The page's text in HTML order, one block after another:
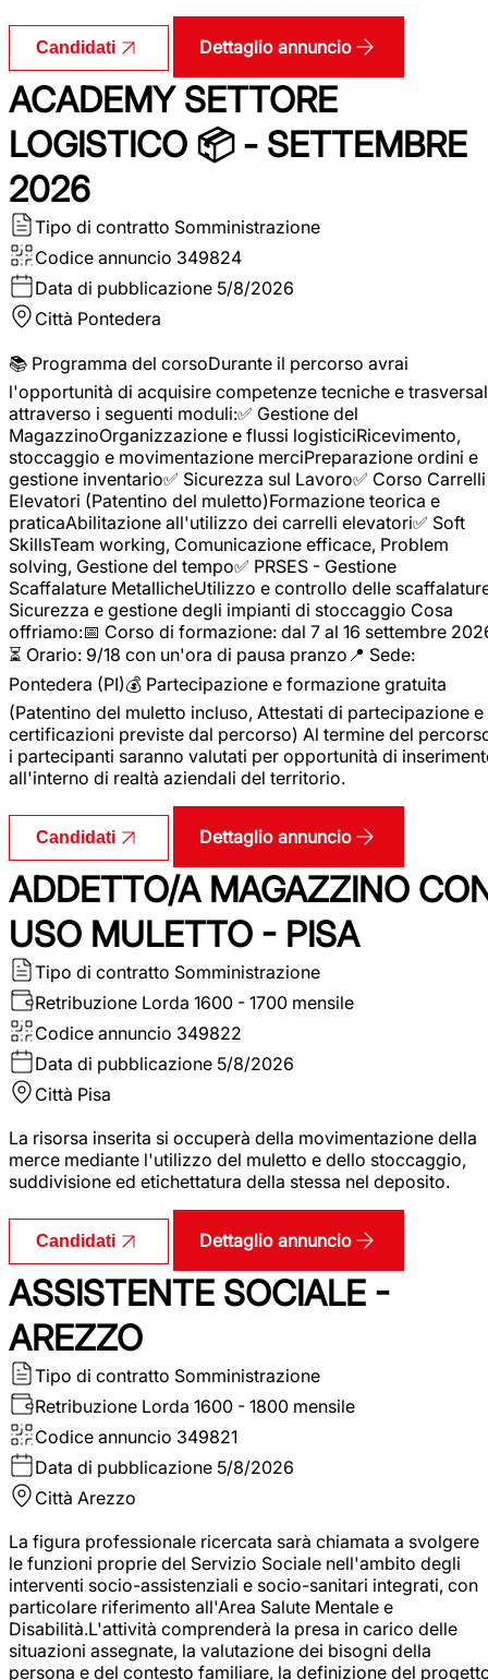
Candidati Dettaglio annuncio
ACADEMY SETTORE
LOGISTICO 📦 - SETTEMBRE
2026
Tipo di contratto Somministrazione
Codice annuncio 349824
Data di pubblicazione 5/8/2026
Città Pontedera
📚 Programma del corsoDurante il percorso avrai
l'opportunità di acquisire competenze tecniche e
attraverso i seguenti moduli:✅ Gestione del
MagazzinoOrganizzazione e flussi logisticiRicevimento,
stoccaggio e movimentazione merciPreparazione ordini e
gestione inventario✅ Sicurezza sul Lavoro✅ Corso Carrelli
Elevatori (Patentino del muletto)Formazione teorica e
praticaAbilitazione all'utilizzo dei carrelli elevatori✅ Soft
SkillsTeam working, Comunicazione efficace, Problem
solving, Gestione del tempo✅ PRSES - Gestione
Scaffalature MetallicheUtilizzo e controllo delle
Sicurezza e gestione degli impianti di stoccaggio Cosa
offriamo:📅 Corso di formazione: dal 7 al 16 settembre
⏳ Orario: 9/18 con un'ora di pausa pranzo📍 Sede:
Pontedera (PI)💰 Partecipazione e formazione gratuita
(Patentino del muletto incluso, Attestati di partecipazione e
certificazioni previste dal percorso) Al termine del
i partecipanti saranno valutati per opportunità di
all'interno di realtà aziendali del territorio.
Candidati Dettaglio annuncio
ADDETTO/A MAGAZZINO
USO MULETTO - PISA
Tipo di contratto Somministrazione
Retribuzione Lorda 1600 - 1700 mensile
Codice annuncio 349822
Data di pubblicazione 5/8/2026
Città Pisa
La risorsa inserita si occuperà della movimentazione della
merce mediante l'utilizzo del muletto e dello stoccaggio,
suddivisione ed etichettatura della stessa nel deposito.
Candidati Dettaglio annuncio
ASSISTENTE SOCIALE -
AREZZO
Tipo di contratto Somministrazione
Retribuzione Lorda 1600 - 1800 mensile
Codice annuncio 349821
Data di pubblicazione 5/8/2026
Città Arezzo
La figura professionale ricercata sarà chiamata a svolgere
le funzioni proprie del Servizio Sociale nell'ambito degli
interventi socio-assistenziali e socio-sanitari integrati, con
particolare riferimento all'Area Salute Mentale e
Disabilità.L'attività comprenderà la presa in carico delle
situazioni assegnate, la valutazione dei bisogni della
persona e del contesto familiare, la definizione del